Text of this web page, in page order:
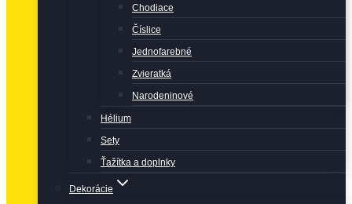
Chodiace
Číslice
Jednofarebné
Zvieratká
Narodeninové
Hélium
Sety
Ťažítka a doplnky
Dekorácie